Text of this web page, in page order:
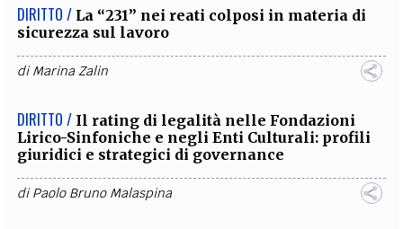
DIRITTO / La “231” nei reati colposi in materia di
sicurezza sul lavoro
diMarina Zalin
DIRITTO / Il rating di legalità nelle Fondazioni
Lirico-Sinfoniche e negli Enti Culturali: profili
giuridici e strategici di governance
diPaolo Bruno Malaspina